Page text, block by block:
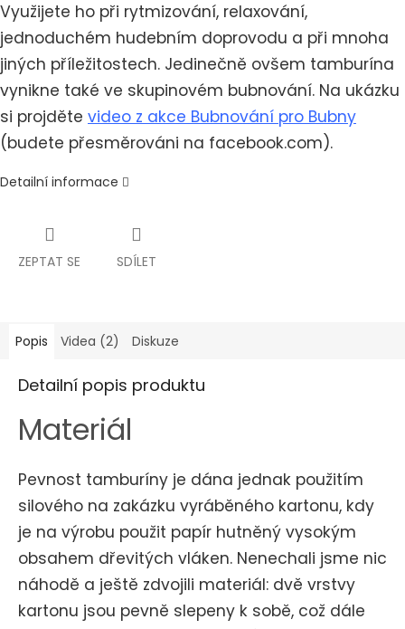
Využijete ho při rytmizování, relaxování,
jednoduchém hudebním doprovodu a při mnoha
jiných příležitostech. Jedinečně ovšem tamburína
vynikne také ve skupinovém bubnování. Na ukázku
si projděte video z akce Bubnování pro Bubny
(budete přesměrováni na facebook.com).
Detailní informace
ZEPTAT SE SDÍLET
Popis Videa (2) Diskuze
Detailní popis produktu
Materiál
Pevnost tamburíny je dána jednak použitím
silového na zakázku vyráběného kartonu, kdy
je na výrobu použit papír hutněný vysokým
obsahem dřevitých vláken. Nenechali jsme nic
náhodě a ještě zdvojili materiál: dvě vrstvy
kartonu jsou pevně slepeny k sobě, což dále